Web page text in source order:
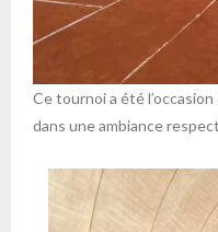
Ce tournoi a été
dans une ambiance